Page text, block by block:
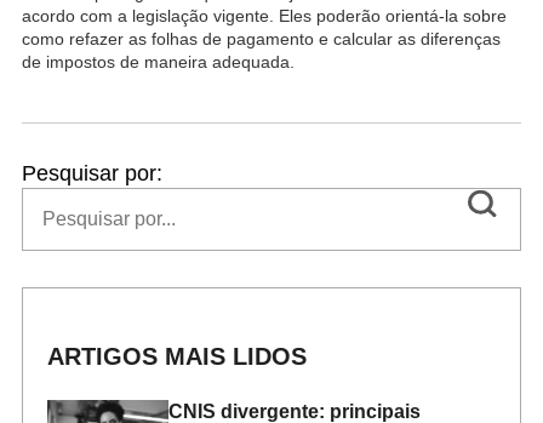
acordo com a legislação vigente. Eles poderão orientá-la sobre
como refazer as folhas de pagamento e calcular as diferenças
de impostos de maneira adequada.
Pesquisar por:
ARTIGOS MAIS LIDOS
CNIS divergente: principais